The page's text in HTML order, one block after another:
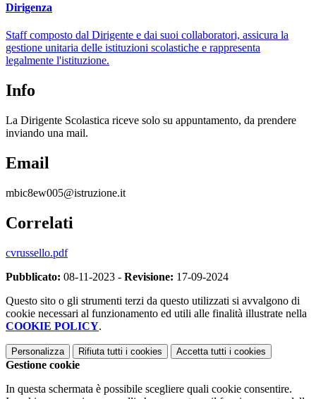
Dirigenza
Staff composto dal Dirigente e dai suoi collaboratori, assicura la
gestione unitaria delle istituzioni scolastiche e rappresenta
legalmente l'istituzione.
Info
La Dirigente Scolastica riceve solo su appuntamento, da prendere
inviando una mail.
Email
mbic8ew005@istruzione.it
Correlati
cvrussello.pdf
Pubblicato: 08-11-2023 - Revisione: 17-09-2024
Questo sito o gli strumenti terzi da questo utilizzati si avvalgono di
cookie necessari al funzionamento ed utili alle finalità illustrate nella
COOKIE POLICY.
Personalizza Rifiuta tutti i cookies Accetta tutti i cookies
Gestione cookie
In questa schermata è possibile scegliere quali cookie consentire.